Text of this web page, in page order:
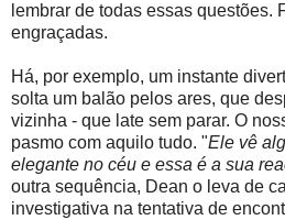
lembrar de todas essas questões.
engraçadas.
Há, por exemplo, um instante
solta um balão pelos ares, que
vizinha - que late sem parar. O
pasmo com aquilo tudo. "Ele vê
elegante no céu e essa é a sua
outra sequência, Dean o leva de
investigativa na tentativa de